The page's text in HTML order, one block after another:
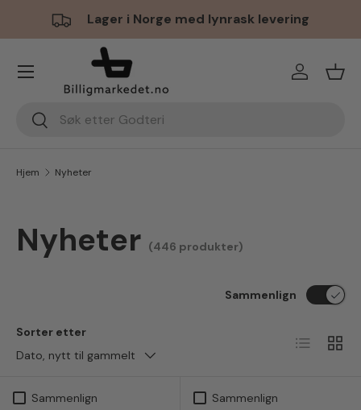
Hopp til innhold
Lager i Norge med lynrask levering
Søk
Søk
Logg inn
Meny
Hjem Nyheter
Nyheter (446 produkter)
Sorter etter
Dato, nytt til gammelt
Sammenlign
Liste
Sammenlign Sammenlign